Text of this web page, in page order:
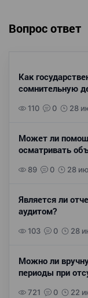
Вопрос ответ
Как
сомнительную
110 0 28
Может ли
осматривать
89 0 28
Является ли
аудитом?
103 0 28
Можно ли
периоды при
721 0 22